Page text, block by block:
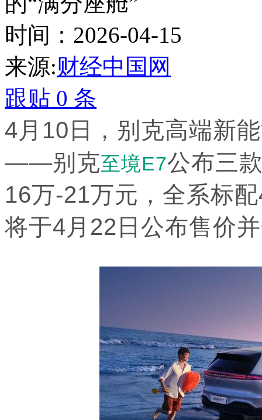
时间：2026-04-15
来源:财经中国网
跟贴 0 条
4月10日，别克高端新
——别克至境E7公布三
16万-21万元，全系标
将于4月22日公布售价